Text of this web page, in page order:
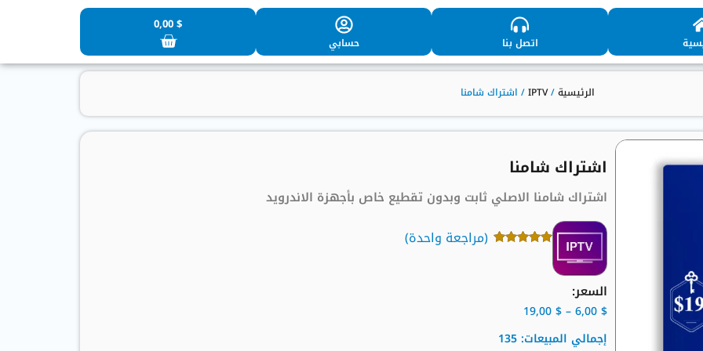
اتصل بنا حسابي
0,00$
الرئيسية/
IPTV/ اشتراك شامنا
اشتراك شامنا
اشتراك شامنا الاصلي ثابت وبدون تقطيع خاص بأجهزة الاندرويد
(مراجعة واحدة)
السعر:
6,00$
–
19,00$
إجمالي المبيعات: 135